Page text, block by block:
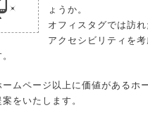
ょうか。
オフィスタグでは訪
アクセシビリティを
ームページ以上に価値があるホ
をいたします。